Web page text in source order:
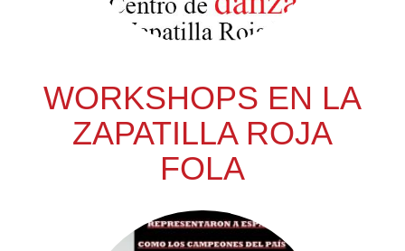
WORKSHOPS EN LA
ZAPATILLA ROJA
FOLA